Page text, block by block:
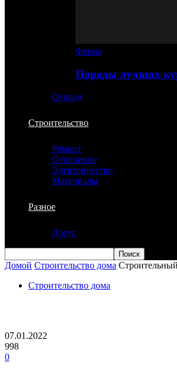
Ферма
Породы лучших
Огород
Строительство
Ремонт
Отопление
Электричество
Материалы
Разное
Досуг
Домой Строительство дома
Строительство дома
07.01.2022
998
0